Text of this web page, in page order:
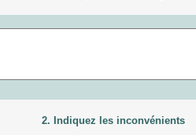
2. Indiquez les inconvénients